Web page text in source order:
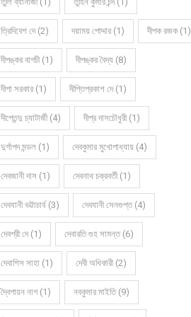
রম‍্যকথায় মৃদুল শ্রীমানী
ত্রিদিবেশ দে (2) দয়াময় পোদ্দার (1) দীপক রজক (1)
দীপঙ্কর বাগচী (1) দীপঙ্কর বৈদ্য (8)
দীপা সরকার (1) দীপ্তিপ্রকাশ দে (1)
দীপ্তেন্দু চ্যাটার্জী (4) দীপ্র দাসচৌধুরী (1)
দুর্গাপদ মন্ডল (1) দেবকুমার মুখোপাধ্যায় (4)
দেবজানী দাস (1) দেবনাথ চক্রবর্তী (1)
দেবযানী ভট্টাচার্য (3) দেবযানী সেনগুপ্ত (4)
দেবশ্রী দে (1) দেবারতি গুহ সামন্ত (6)
দেবাশিস সাহা (1) দেবী অধিকারী (2)
দ্বৈপায়ন নাগ (1) নবকুমার মাইতি (9)